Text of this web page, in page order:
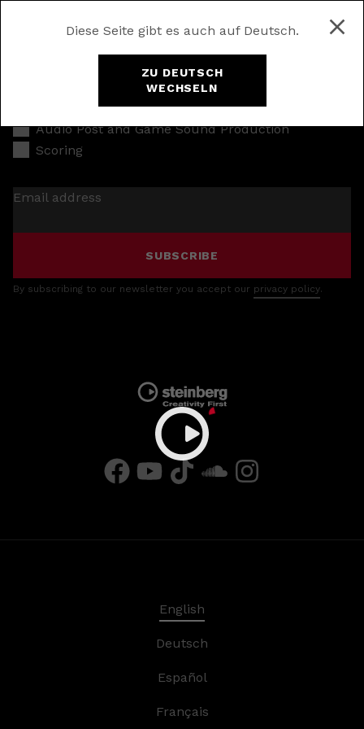
Diese Seite gibt es auch auf Deutsch.
ZU DEUTSCH
WECHSELN
Music Production
Audio Post and Game Sound Production
Scoring
Email address
SUBSCRIBE
By subscribing to our newsletter you accept our privacy policy.
English
Deutsch
Español
Français